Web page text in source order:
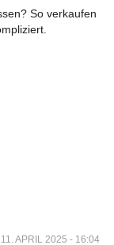
11. APRIL 2025 - 16:04